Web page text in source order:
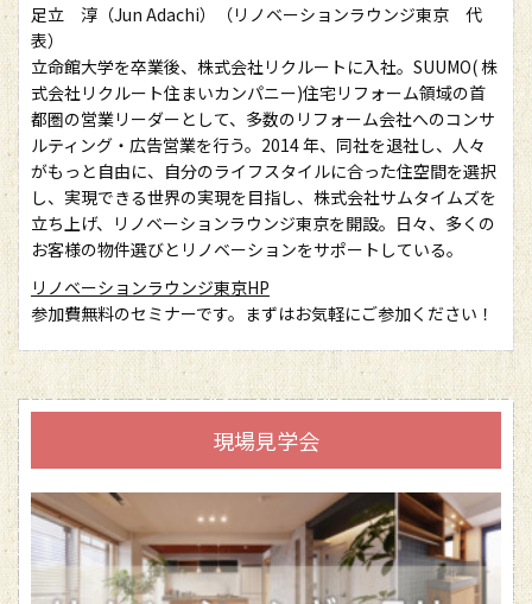
足立 淳（Jun Adachi）（リノベーションラウンジ東京 代
表）
立命館大学を卒業後、株式会社リクルートに入社。SUUMO( 株
式会社リクルート住まいカンパニー)住宅リフォーム領域の首
都圏の営業リーダーとして、多数のリフォーム会社へのコンサ
ルティング・広告営業を行う。2014 年、同社を退社し、人々
がもっと自由に、自分のライフスタイルに合った住空間を選択
し、実現できる世界の実現を目指し、株式会社サムタイムズを
立ち上げ、リノベーションラウンジ東京を開設。日々、多くの
お客様の物件選びとリノベーションをサポートしている。
リノベーションラウンジ東京HP
参加費無料のセミナーです。まずはお気軽にご参加ください！
現場見学会